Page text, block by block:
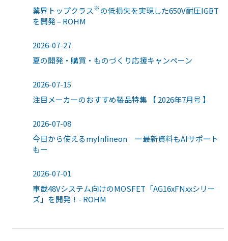
業界トップクラス※の低損失を実現した650V耐圧IGBT
を開発 – ROHM
2026-07-27
夏の開発・購買・ものづくり応援キャンペーン
2026-07-15
注目メーカーのおすすめ製品特集 【 2026年7月号 】
2026-07-08
今日から使えるmyInfineon ー最新資料もAIサポート
もー
2026-07-01
車載48Vシステム向けのMOSFET「AG16xFNxxシリー
ズ」を開発！- ROHM